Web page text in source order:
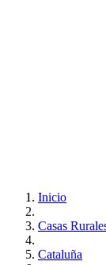
Inicio
Casas
Cataluña